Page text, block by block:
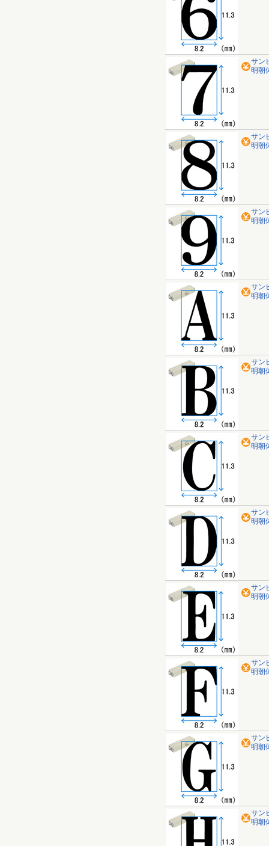
サン
明朝
サン
明朝
サン
明朝
サン
明朝
サン
明朝
サン
明朝
サン
明朝
サン
明朝
サン
明朝
サン
明朝
サン
明朝